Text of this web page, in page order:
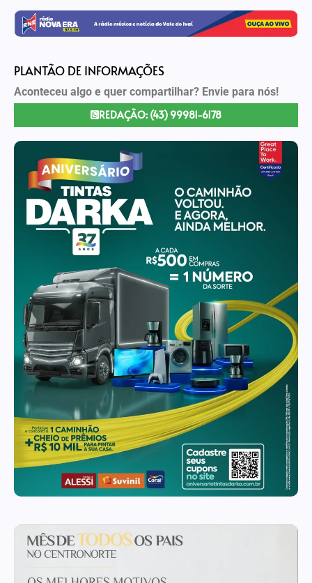
PLANTÃO DE INFORMAÇÕES
Aconteceu algo e quer compartilhar? Envie para nós!
REDAÇÃO: (43) 99981-6178